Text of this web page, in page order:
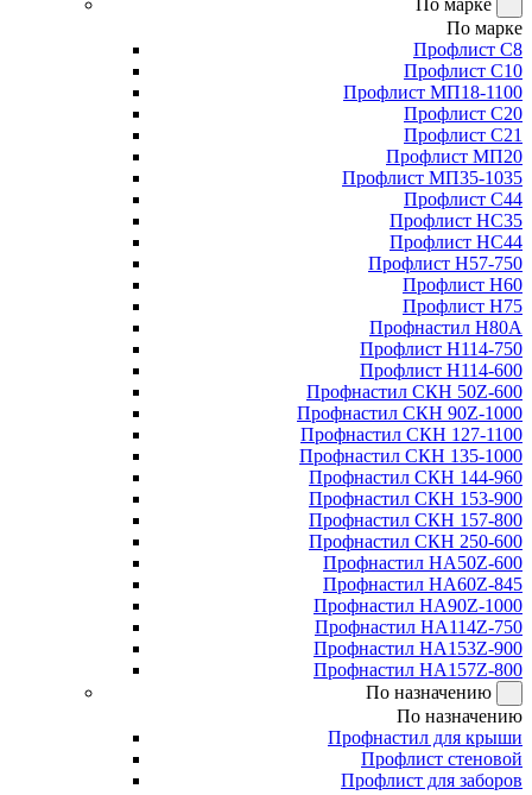
По марке
По марке
Профлист С8
Профлист С10
Профлист МП18-1100
Профлист С20
Профлист С21
Профлист МП20
Профлист МП35-1035
Профлист С44
Профлист НС35
Профлист НС44
Профлист Н57-750
Профлист Н60
Профлист Н75
Профнастил Н80А
Профлист Н114-750
Профлист Н114-600
Профнастил СКН 50Z-600
Профнастил СКН 90Z-1000
Профнастил СКН 127-1100
Профнастил СКН 135-1000
Профнастил СКН 144-960
Профнастил СКН 153-900
Профнастил СКН 157-800
Профнастил СКН 250-600
Профнастил НА50Z-600
Профнастил НА60Z-845
Профнастил НА90Z-1000
Профнастил НА114Z-750
Профнастил НА153Z-900
Профнастил НА157Z-800
По назначению
По назначению
Профнастил для крыши
Профлист стеновой
Профлист для заборов